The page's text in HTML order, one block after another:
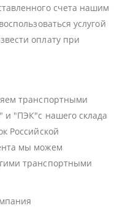
счета нашим
услугой
оплату при
транспортными
"ПЭК"с нашего склада
Российской
мы можем
транспортными